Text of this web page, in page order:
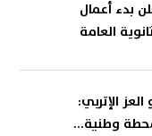
بدء أعمال
العامة
الإتربي: